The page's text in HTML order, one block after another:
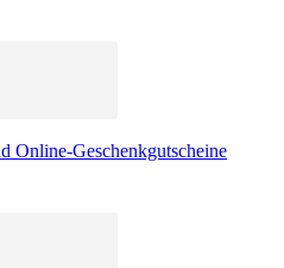
Online-Geschenkgutscheine